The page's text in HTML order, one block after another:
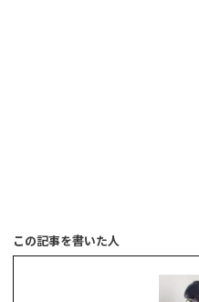
この記事を書いた人